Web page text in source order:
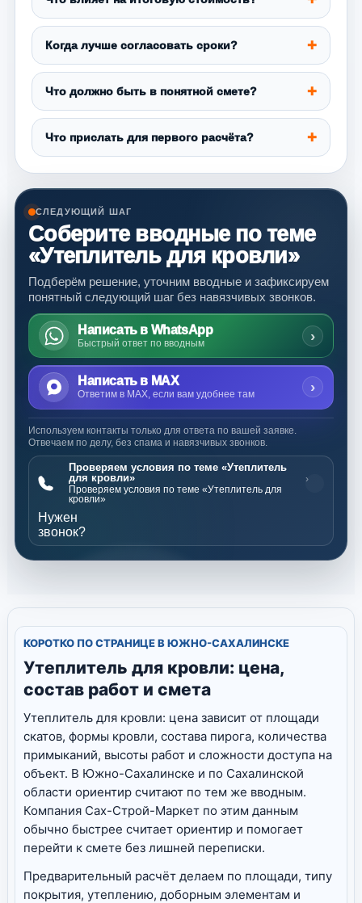
Когда лучше согласовать сроки?
Что должно быть в понятной смете?
Что прислать для первого расчёта?
СЛЕДУЮЩИЙ ШАГ
Соберите вводные по теме
«Утеплитель для кровли»
Подберём решение, уточним вводные и зафиксируем
понятный следующий шаг без навязчивых звонков.
Написать в WhatsApp
Быстрый ответ по вводным ›
Написать в MAX
Ответим в MAX, если вам удобнее там ›
Используем контакты только для ответа по вашей заявке.
Отвечаем по делу, без спама и навязчивых звонков.
Проверяем условия по теме «Утеплитель
для кровли»
Проверяем условия по теме «Утеплитель для
кровли»
›
Нужен
звонок?
КОРОТКО ПО СТРАНИЦЕ В ЮЖНО-САХАЛИНСКЕ
Утеплитель для кровли: цена,
состав работ и смета
Утеплитель для кровли: цена зависит от площади
скатов, формы кровли, состава пирога, количества
примыканий, высоты работ и сложности доступа на
объект. В Южно-Сахалинске и по Сахалинской
области ориентир считают по тем же вводным.
Компания Сах-Строй-Маркет по этим данным
обычно быстрее считает ориентир и помогает
перейти к смете без лишней переписки.
Предварительный расчёт делаем по площади, типу
покрытия, утеплению, доборным элементам и